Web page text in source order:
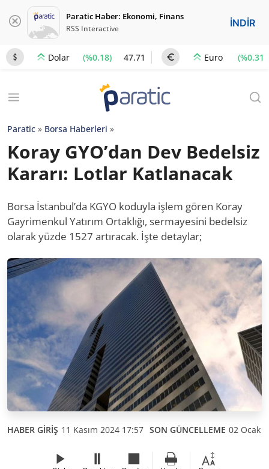
Paratic Haber: Ekonomi, Finans
RSS Interactive İNDİR
Dolar (%0.18) 47.71 Euro (%0.31)
Paratic » Borsa Haberleri »
Koray GYO’dan Dev Bedelsiz
Kararı: Lotlar Katlanacak
Borsa İstanbul’da KGYO koduyla işlem gören Koray
Gayrimenkul Yatırım Ortaklığı, sermayesini bedelsiz
olarak yüzde 1527 artıracak. İşte detaylar;
HABER GİRİŞ 11 Kasım 2024 17:57 SON GÜNCELLEME 02 Ocak